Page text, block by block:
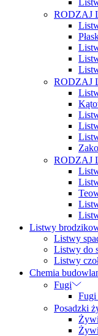
RODZAJ
RODZAJ
RODZAJ
Listwy
Listwy
Listwy do
Listwy
Chemia
Fugi
Fugi
Posadzki